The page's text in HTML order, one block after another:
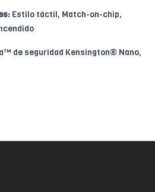
Estilo táctil, Match-on-chip,
de seguridad Kensington® Nano,